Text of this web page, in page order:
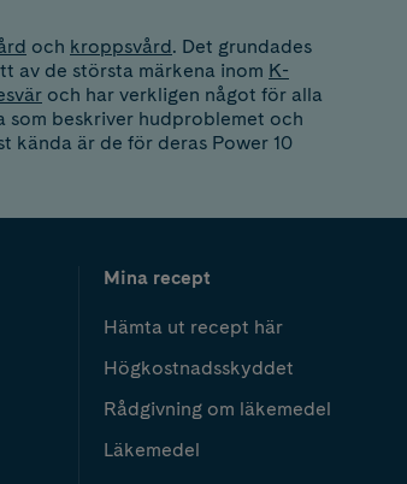
och kroppsvård. Det grundades
av de största märkena inom K-
och har verkligen något för alla
beskriver hudproblemet och
kända är de för deras Power 10
Mina recept
Hämta ut recept här
Högkostnadsskyddet
Rådgivning om läkemedel
Läkemedel